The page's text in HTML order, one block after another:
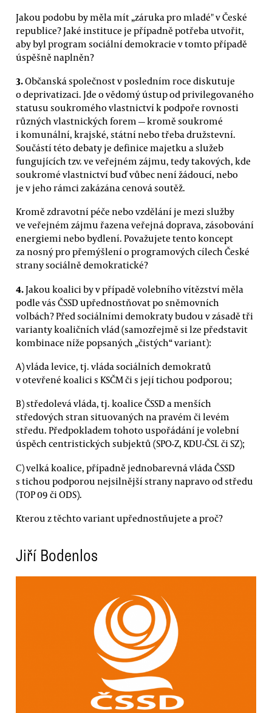
Jakou podobu by měla mít „záruka pro mladé" v České
republice? Jaké instituce je případně potřeba utvořit,
aby byl program sociální demokracie v tomto případě
úspěšně naplněn?
3.Občanská společnost v posledním roce diskutuje
o deprivatizaci. Jde o vědomý ústup od privilegovaného
statusu soukromého vlastnictví k podpoře rovnosti
různých vlastnických forem — kromě soukromé
i komunální, krajské, státní nebo třeba družstevní.
Součástí této debaty je definice majetku a služeb
fungujících tzv. ve veřejném zájmu, tedy takových, kde
soukromé vlastnictví buď vůbec není žádoucí, nebo
je v jeho rámci zakázána cenová soutěž.
Kromě zdravotní péče nebo vzdělání je mezi služby
ve veřejném zájmu řazena veřejná doprava, zásobování
energiemi nebo bydlení. Považujete tento koncept
za nosný pro přemýšlení o programových cílech České
strany sociálně demokratické?
4.Jakou koalici by v případě volebního vítězství měla
podle vás ČSSD upřednostňovat po sněmovních
volbách? Před sociálními demokraty budou v zásadě tři
varianty koaličních vlád (samozřejmě si lze představit
kombinace níže popsaných „čistých“ variant):
A) vláda levice, tj. vláda sociálních demokratů
v otevřené koalici s KSČM či s její tichou podporou;
B) středolevá vláda, tj. koalice ČSSD a menších
středových stran situovaných na pravém či levém
středu. Předpokladem tohoto uspořádání je volební
úspěch centristických subjektů (SPO-Z, KDU-ČSL či SZ);
C) velká koalice, případně jednobarevná vláda ČSSD
s tichou podporou nejsilnější strany napravo od středu
(TOP 09 či ODS).
Kterou z těchto variant upřednostňujete a proč?
Jiří Bodenlos